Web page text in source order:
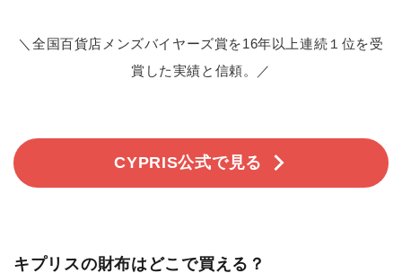
＼全国百貨店メンズバイヤーズ賞を16年以上連続１位を受
賞した実績と信頼。／
CYPRIS公式で見る
キプリスの財布はどこで買える？